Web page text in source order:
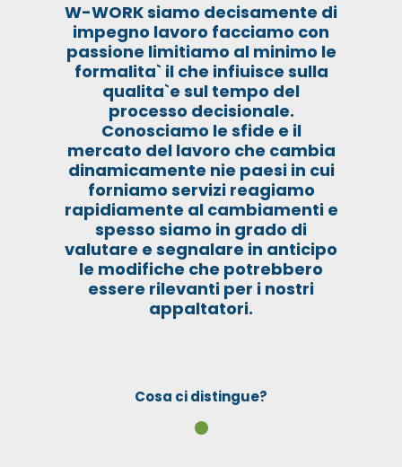
W-WORK siamo decisamente di
impegno lavoro facciamo con
passione limitiamo al minimo le
formalita` il che infiuisce sulla
qualita`e sul tempo del
processo decisionale.
Conosciamo le sfide e il
mercato del lavoro che cambia
dinamicamente nie paesi in cui
forniamo servizi reagiamo
rapidiamente al cambiamenti e
spesso siamo in grado di
valutare e segnalare in anticipo
le modifiche che potrebbero
essere rilevanti per i nostri
appaltatori.
Cosa ci distingue?
•